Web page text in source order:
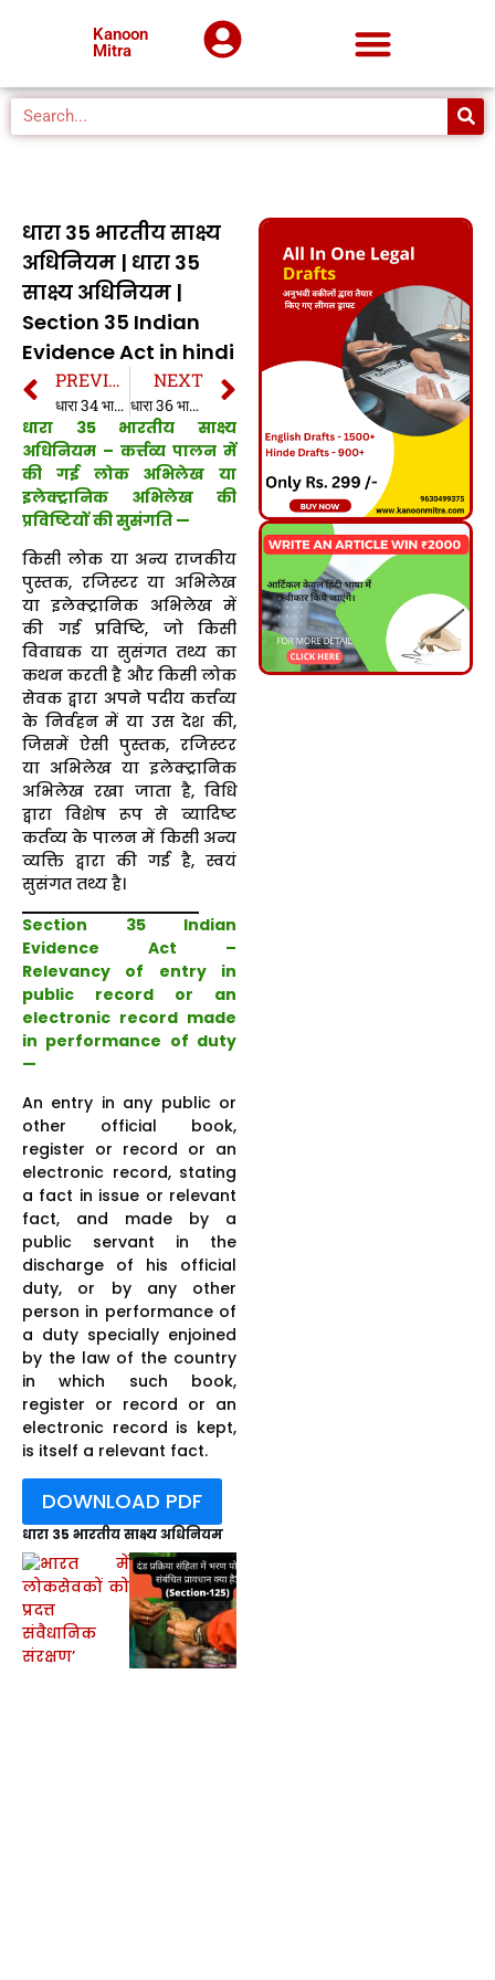
Kanoon
Mitra
धारा 35 भारतीय साक्ष्य
अधिनियम | धारा 35
साक्ष्य अधिनियम |
Section 35 Indian
Evidence Act in hindi
PREVIOUS
धारा 34 भारतीय साक्ष्य अधिनियम | धारा 34 साक्ष्य अधिनियम | Section 34 Indian Evidence Act in hindi
NEXT
धारा 36 भारतीय साक्ष्य अधिनियम | धारा 36 साक्ष्य अधिनियम | Section 36 Indian Evidence Act in hindi
धारा 35 भारतीय साक्ष्य
अधिनियम – कर्त्तव्य पालन में
की गई लोक अभिलेख या
इलेक्ट्रानिक अभिलेख की
प्रविष्टियों की सुसंगति —
किसी लोक या अन्य राजकीय
पुस्तक, रजिस्टर या अभिलेख
या इलेक्ट्रानिक अभिलेख में
की गई प्रविष्टि, जो किसी
विवाद्यक या सुसंगत तथ्य का
कथन करती है और किसी लोक
सेवक द्वारा अपने पदीय कर्त्तव्य
के निर्वहन में या उस देश की,
जिसमें ऐसी पुस्तक, रजिस्टर
या अभिलेख या इलेक्ट्रानिक
अभिलेख रखा जाता है, विधि
द्वारा विशेष रूप से व्यादिष्ट
कर्तव्य के पालन में किसी अन्य
व्यक्ति द्वारा की गई है, स्वयं
सुसंगत तथ्य है।
Section 35 Indian
Evidence Act –
Relevancy of entry in
public record or an
electronic record made
in performance of duty
—
An entry in any public or
other official book,
register or record or an
electronic record, stating
a fact in issue or relevant
fact, and made by a
public servant in the
discharge of his official
duty, or by any other
person in performance of
a duty specially enjoined
by the law of the country
in which such book,
register or record or an
electronic record is kept,
is itself a relevant fact.
DOWNLOAD PDF
धारा 35 भारतीय साक्ष्य अधिनियम